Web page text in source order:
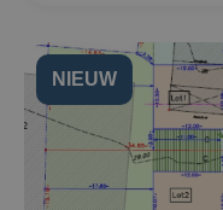
NIEUW